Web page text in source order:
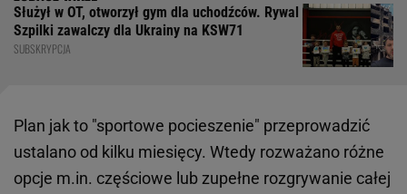
Służył w OT, otworzył gym dla uchodźców. Rywal
Szpilki zawalczy dla Ukrainy na KSW71
SUBSKRYPCJA
Plan jak to "sportowe pocieszenie" przeprowadzić
ustalano od kilku miesięcy. Wtedy rozważano różne
opcje m.in. częściowe lub zupełne rozgrywanie całej